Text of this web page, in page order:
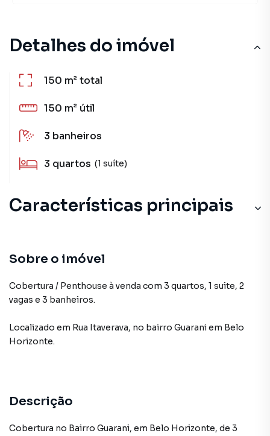
Detalhes do imóvel
150 m²total
150 m² útil
3 banheiros
3 quartos (1 suíte)
Características principais
Sobre o imóvel
Cobertura / Penthouse à venda com 3 quartos, 1 suite, 2
vagas e 3 banheiros.
Localizado em Rua Itaverava, no bairro Guaraniem Belo
Horizonte.
Descrição
Cobertura no Bairro Guarani, em Belo Horizonte, de 3